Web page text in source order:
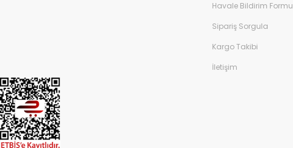
Havale Bildirim Formu
Sipariş Sorgula
Kargo Takibi
İletişim